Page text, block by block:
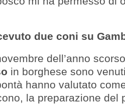
due coni su
dell’anno
in borghese sono
hanno valutato
la preparazione del